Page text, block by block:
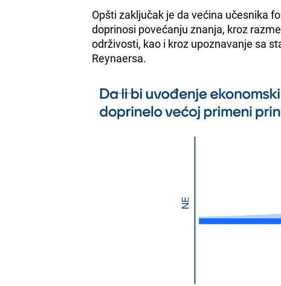
Opšti zaključak je da većina učesnika
doprinosi povećanju znanja, kroz
održivosti, kao i kroz upoznavanje sa
Reynaersa.